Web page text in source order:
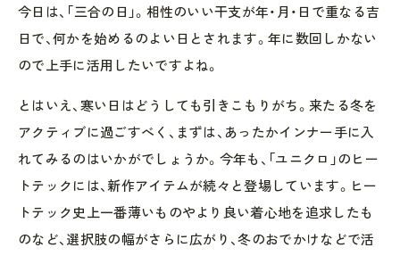
今日は、「三合の日」。相性のいい干支が年・月・日で重なる吉
日で、何かを始めるのよい日とされます。年に数回しかない
ので上手に活用したいですよね。
とはいえ、寒い日はどうしても引きこもりがち。来たる冬を
アクティブに過ごすべく、まずは、あったかインナー手に入
れてみるのはいかがでしょうか。今年も、「ユニクロ」のヒー
トテックには、新作アイテムが続々と登場しています。ヒー
トテック史上一番薄いものやより良い着心地を追求したも
のなど、選択肢の幅がさらに広がり、冬のおでかけなどで活